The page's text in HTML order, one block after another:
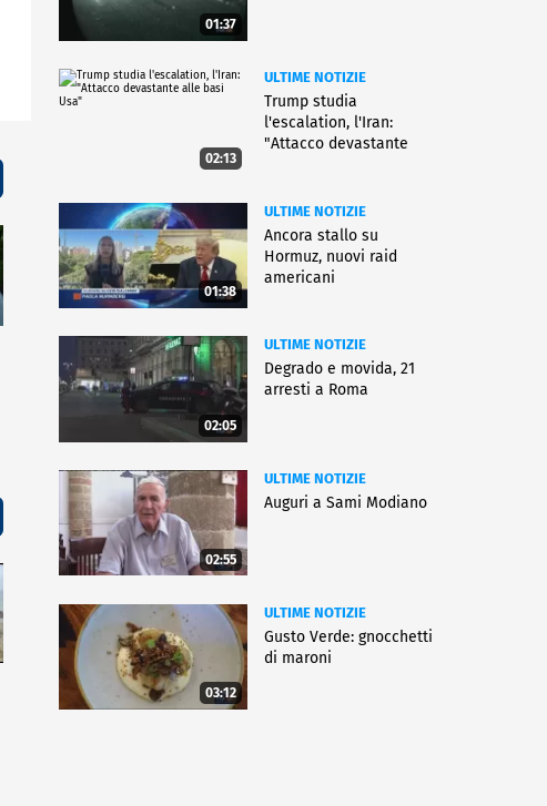
01:37
02:13
ULTIME NOTIZIE
Trump studia
l'escalation, l'Iran:
"Attacco devastante
01:38
ULTIME NOTIZIE
Ancora stallo su
Hormuz, nuovi raid
americani
02:05
ULTIME NOTIZIE
Degrado e movida, 21
arresti a Roma
02:55
ULTIME NOTIZIE
Auguri a Sami Modiano
03:12
ULTIME NOTIZIE
Gusto Verde: gnocchetti
di maroni